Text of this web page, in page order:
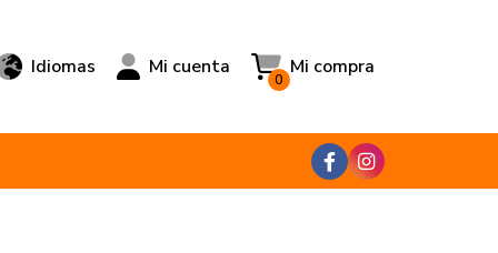
Idiomas Mi cuenta Mi compra
0